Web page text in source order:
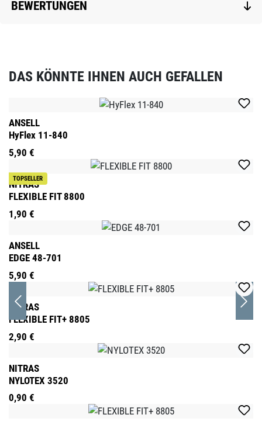
BEWERTUNGEN
DAS KÖNNTE IHNEN AUCH GEFALLEN
Produktgalerie überspringen
ANSELL
HyFlex 11-840
5,90 €
TOPSELLER
NITRAS
FLEXIBLE FIT 8800
1,90 €
ANSELL
EDGE 48-701
5,90 €
NITRAS
FLEXIBLE FIT+ 8805
2,90 €
NITRAS
NYLOTEX 3520
0,90 €